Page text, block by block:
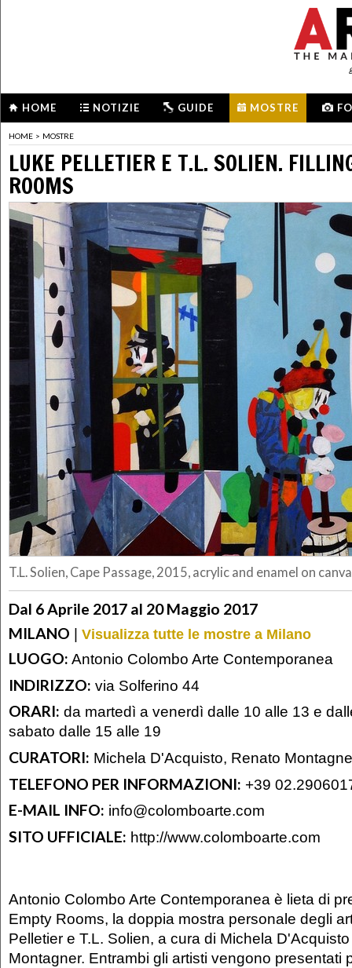
HOME NOTIZIE GUIDE MOSTRE
HOME > MOSTRE
LUKE PELLETIER E T.L. SOLIEN.
ROOMS
T.L. Solien, Cape Passage, 2015, acrylic and enamel on
Dal 6 Aprile 2017 al 20 Maggio 2017
MILANO | Visualizza tutte le mostre a Milano
LUOGO: Antonio Colombo Arte Contemporanea
INDIRIZZO: via Solferino 44
ORARI: da martedì a venerdì dalle 10 alle 13 e
sabato dalle 15 alle 19
CURATORI: Michela D'Acquisto, Renato
TELEFONO PER INFORMAZIONI: +39
E-MAIL INFO: info@colomboarte.com
SITO UFFICIALE: http://www.colomboarte.com
Antonio Colombo Arte Contemporanea è lieta di
Empty Rooms, la doppia mostra personale degli
Pelletier e T.L. Solien, a cura di Michela
Montagner. Entrambi gli artisti vengono presentati